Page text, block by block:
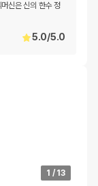
신은 신의 한수 정
5.0/5.0
1 / 13